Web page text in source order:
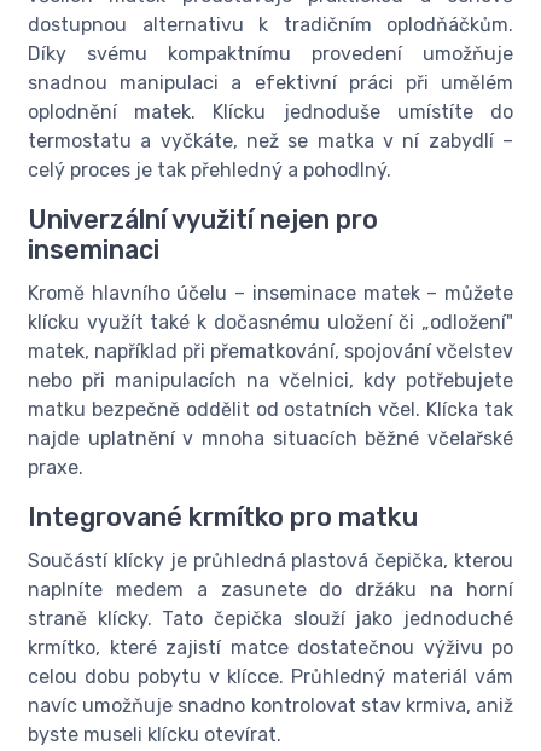
dostupnou alternativu k tradičním oplodňáčkům.
Díky svému kompaktnímu provedení umožňuje
snadnou manipulaci a efektivní práci při umělém
oplodnění matek. Klícku jednoduše umístíte do
termostatu a vyčkáte, než se matka v ní zabydlí –
celý proces je tak přehledný a pohodlný.
Univerzální využití nejen pro
inseminaci
Kromě hlavního účelu – inseminace matek – můžete
klícku využít také k dočasnému uložení či „odložení"
matek, například při přematkování, spojování včelstev
nebo při manipulacích na včelnici, kdy potřebujete
matku bezpečně oddělit od ostatních včel. Klícka tak
najde uplatnění v mnoha situacích běžné včelařské
praxe.
Integrované krmítko pro matku
Součástí klícky je průhledná plastová čepička, kterou
naplníte medem a zasunete do držáku na horní
straně klícky. Tato čepička slouží jako jednoduché
krmítko, které zajistí matce dostatečnou výživu po
celou dobu pobytu v klícce. Průhledný materiál vám
navíc umožňuje snadno kontrolovat stav krmiva, aniž
byste museli klícku otevírat.